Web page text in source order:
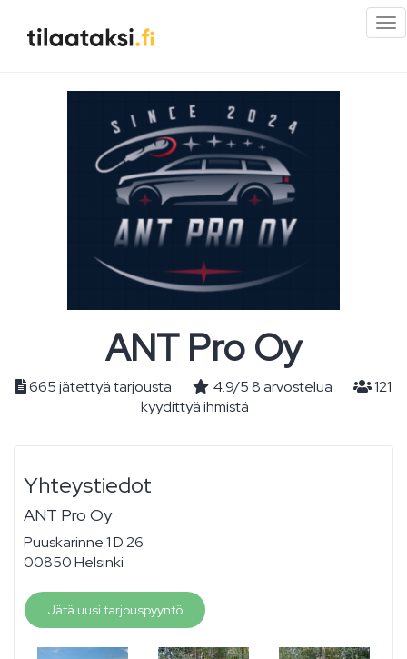
ANT Pro Oy
665 jätettyä tarjousta 4.9/58arvostelua
121
kyydittyä ihmistä
Yhteystiedot
ANT Pro Oy
Puuskarinne 1 D 26
00850 Helsinki
Jätä uusi tarjouspyyntö